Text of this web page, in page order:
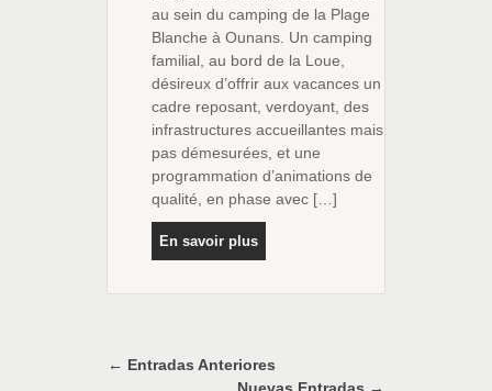
au sein du camping de la Plage
Blanche à Ounans. Un camping
familial, au bord de la Loue,
désireux d’offrir aux vacances un
cadre reposant, verdoyant, des
infrastructures accueillantes mais
pas démesurées, et une
programmation d’animations de
qualité, en phase avec […]
En savoir plus
← Entradas Anteriores